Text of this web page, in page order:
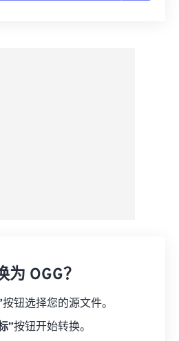
OGG？
按钮选择您的源文件。
”按钮开始转换。